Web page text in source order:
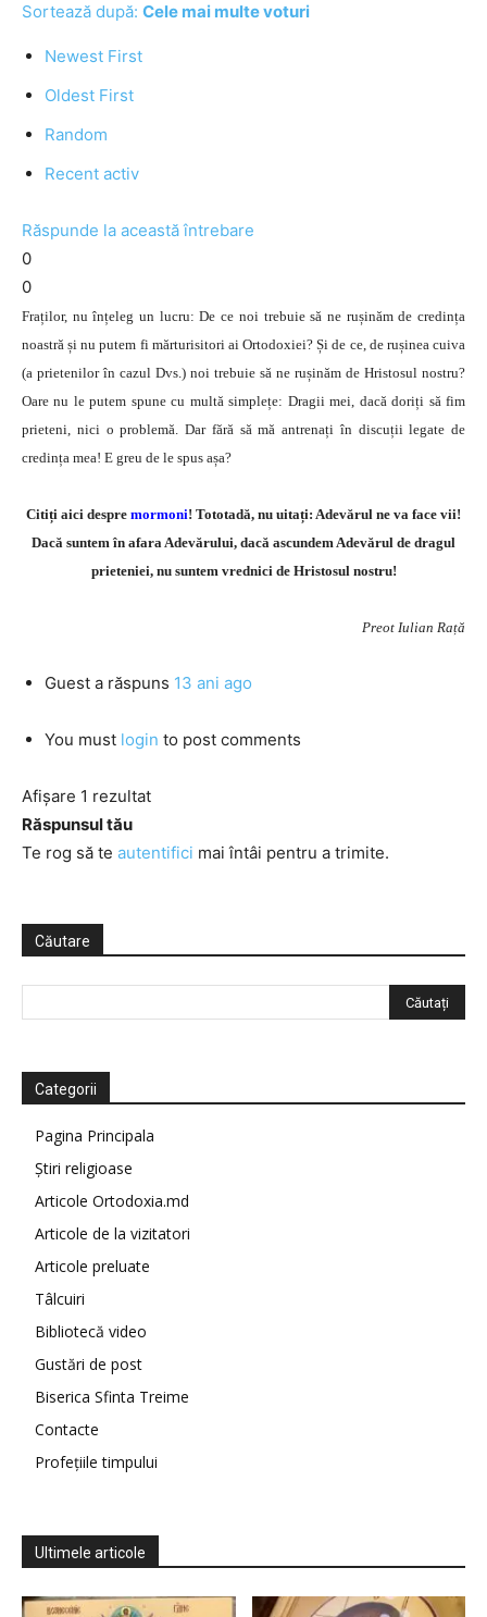
Sortează după: Cele mai multe voturi
Newest First
Oldest First
Random
Recent activ
Răspunde la această întrebare
0
0
Fraților, nu înțeleg un lucru: De ce noi trebuie să ne rușinăm de credința
noastră și nu putem fi mărturisitori ai Ortodoxiei? Și de ce, de rușinea cuiva
(a prietenilor în cazul Dvs.) noi trebuie să ne rușinăm de Hristosul nostru?
Oare nu le putem spune cu multă simplețe: Dragii mei, dacă doriți să fim
prieteni, nici o problemă. Dar fără să mă antrenați în discuții legate de
credința mea! E greu de le spus așa?
Citiți aici despre mormoni! Tototadă, nu uitați: Adevărul ne va face vii!
Dacă suntem în afara Adevărului, dacă ascundem Adevărul de dragul
prieteniei, nu suntem vrednici de Hristosul nostru!
Preot Iulian Rață
Guest a răspuns 13 ani ago
You must login to post comments
Afișare 1 rezultat
Răspunsul tău
Te rog să te autentifici mai întâi pentru a trimite.
Căutare
Categorii
Pagina Principala
Știri religioase
Articole Ortodoxia.md
Articole de la vizitatori
Articole preluate
Tâlcuiri
Bibliotecă video
Gustări de post
Biserica Sfinta Treime
Contacte
Profețiile timpului
Ultimele articole